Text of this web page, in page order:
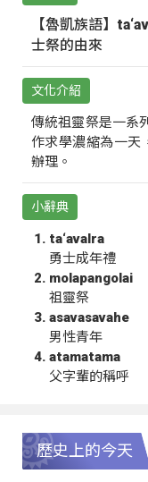
【魯凱族語】
士祭的由來
文化介紹
傳統祖靈祭是一系
作求學濃縮為一天
辦理。
小辭典
ta‘avalra
勇士成年禮
molapangolai
祖靈祭
asavasavahe
男性青年
atamatama
父字輩的稱呼
歷史上的今天